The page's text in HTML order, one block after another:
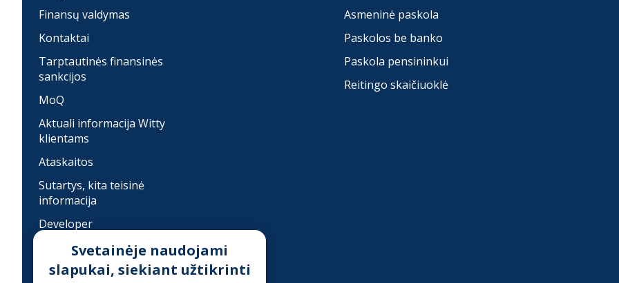
Finansų valdymas
Kontaktai
Tarptautinės finansinės
sankcijos
MoQ
Aktuali informacija Witty
klientams
Ataskaitos
Sutartys, kita teisinė
informacija
Developer
Įkainiai
Finansinis sukčiavimas
Asmeninė paskola
Paskolos be banko
Paskola pensininkui
Reitingo skaičiuoklė
Svetainėje naudojami
slapukai, siekiant užtikrinti